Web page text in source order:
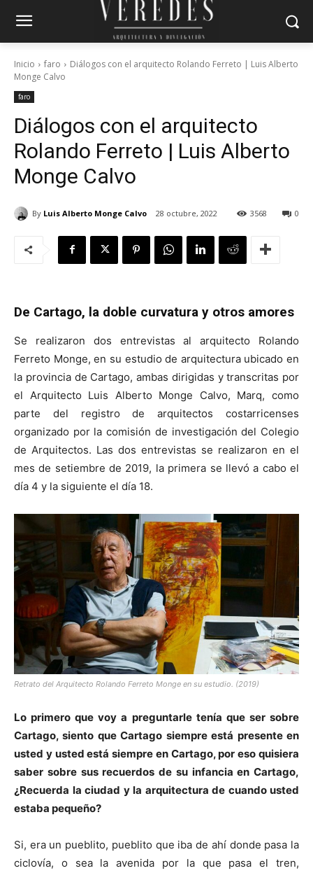
Inicio faro
Diálogos con el arquitecto Rolando Ferreto | Luis Alberto
Monge Calvo
faro
Diálogos con el arquitecto
Rolando Ferreto | Luis Alberto
Monge Calvo
By Luis Alberto Monge Calvo 28 octubre, 2022 0
3568
De Cartago, la doble curvatura y otros amores
Se realizaron dos entrevistas al arquitecto Rolando
Ferreto Monge, en su estudio de arquitectura ubicado en
la provincia de Cartago, ambas dirigidas y transcritas por
el Arquitecto Luis Alberto Monge Calvo, Marq, como
parte del registro de arquitectos costarricenses
organizado por la comisión de investigación del Colegio
de Arquitectos. Las dos entrevistas se realizaron en el
mes de setiembre de 2019, la primera se llevó a cabo el
día 4 y la siguiente el día 18.
Retrato del Arquitecto Rolando Ferreto Monge en su estudio. (2019)
Lo primero que voy a preguntarle tenía que ser sobre
Cartago, siento que Cartago siempre está presente en
usted y usted está siempre en Cartago, por eso quisiera
saber sobre sus recuerdos de su infancia en Cartago,
¿Recuerda la ciudad y la arquitectura de cuando usted
estaba pequeño?
Si, era un pueblito, pueblito que iba de ahí donde pasa la
ciclovía, o sea la avenida por la que pasa el tren,